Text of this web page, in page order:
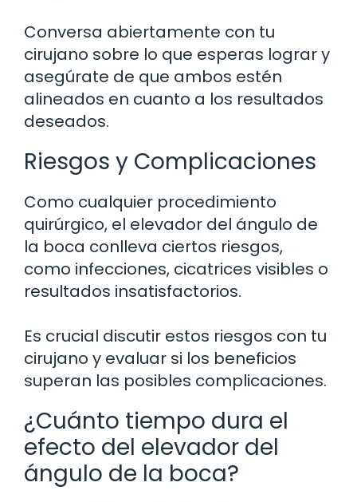
Conversa abiertamente con tu
cirujano sobre lo que esperas lograr y
asegúrate de que ambos estén
alineados en cuanto a los resultados
deseados.
Riesgos y Complicaciones
Como cualquier procedimiento
quirúrgico, el elevador del ángulo de
la boca conlleva ciertos riesgos,
como infecciones, cicatrices visibles o
resultados insatisfactorios.
Es crucial discutir estos riesgos con tu
cirujano y evaluar si los beneficios
superan las posibles complicaciones.
¿Cuánto tiempo dura el
efecto del elevador del
ángulo de la boca?